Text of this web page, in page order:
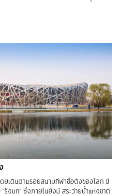
ยเดินตามรอยสนามกีฬาชื่อดังของโลก มี
งนก" ซึ่งภายในยังมี สระว่ายน้ำแห่งชาติ